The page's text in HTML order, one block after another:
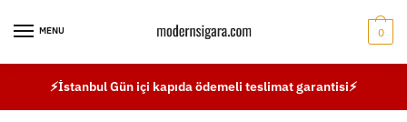
MENU 0
⚡İstanbul Gün içi kapıda ödemeli teslimat garantisi⚡